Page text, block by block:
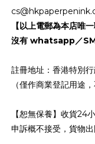
【以上電郵為本店唯一
沒有 whatsapp／
註冊地址：香港特別
（僅作商業登記用途
【恕無保養】收貨24
申訴概不接受，貨物出